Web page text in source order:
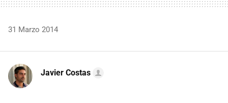
31 Marzo 2014
Javier Costas